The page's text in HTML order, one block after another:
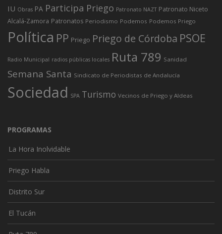
IU Obras PA Participa Priego Patronato NAZT Patronato Niceto
Alcalá-Zamora Patronatos Periodismo Podemos Podemos Priego
Política PP Priego Priego de Córdoba PSOE
Radio Municipal radios públicas locales Ruta 789 Sanidad
Semana Santa Sindicato de Periodistas de Andalucía
Sociedad SPA Turismo Vecinos de Priego y Aldeas
PROGRAMAS
La Hora Inolvidable
Priego Habla
Distrito Sur
El Tucán